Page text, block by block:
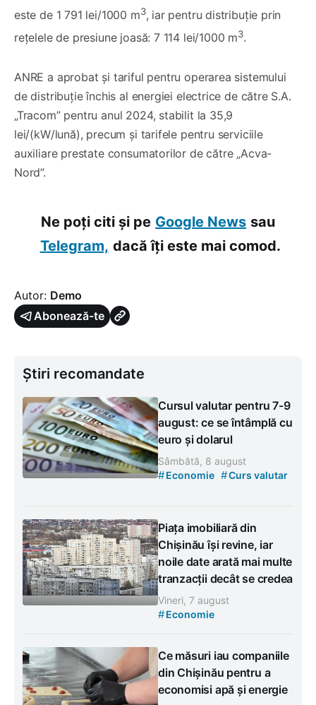
este de 1 791 lei/1000 m3, iar pentru distribuție prin
rețelele de presiune joasă: 7 114 lei/1000 m3.
ANRE a aprobat și tariful pentru operarea sistemului
de distribuție închis al energiei electrice de către S.A.
„Tracom” pentru anul 2024, stabilit la 35,9
lei/(kW/lună), precum și tarifele pentru serviciile
auxiliare prestate consumatorilor de către „Acva-
Nord”.
Ne poți citi și pe Google News sau
Telegram, dacă îți este mai comod.
Autor: Demo
Abonează-te
Știri recomandate
Cursul valutar pentru 7-9
august: ce se întâmplă cu
euro și dolarul
Sâmbătă, 8 august
#Economie #Curs valutar
Piața imobiliară din
Chișinău își revine, iar
noile date arată mai multe
tranzacții decât se credea
Vineri, 7 august
#Economie
Ce măsuri iau companiile
din Chișinău pentru a
economisi apă și energie